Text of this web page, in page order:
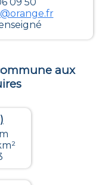
aux